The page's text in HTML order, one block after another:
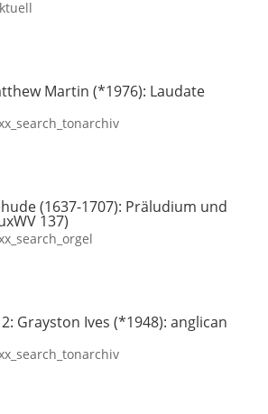
Martin (*1976): Laudate
(1637-1707): Präludium und
137)
Grayston Ives (*1948): anglican